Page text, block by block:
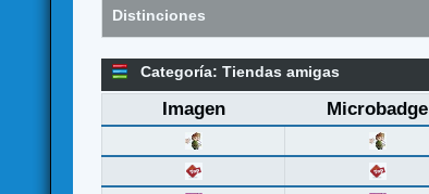
Distinciones
Categoría: Tiendas amigas
Imagen Microbadge